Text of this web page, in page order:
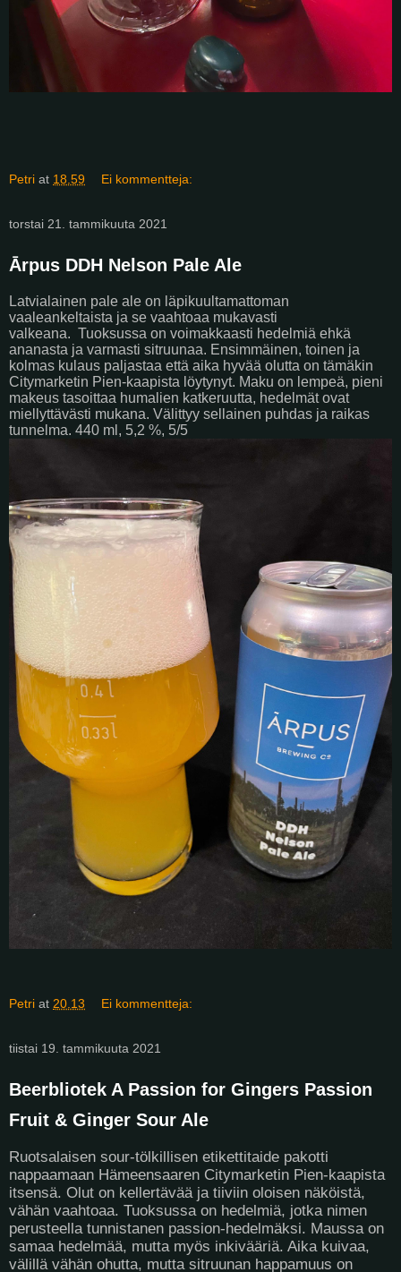
Petri at 18.59 Ei kommentteja:
torstai 21. tammikuuta 2021
Ārpus DDH Nelson Pale Ale
Latvialainen pale ale on läpikuultamattoman
vaaleankeltaista ja se vaahtoaa mukavasti
valkeana. Tuoksussa on voimakkaasti hedelmiä ehkä
ananasta ja varmasti sitruunaa. Ensimmäinen, toinen ja
kolmas kulaus paljastaa että aika hyvää olutta on tämäkin
Citymarketin Pien-kaapista löytynyt. Maku on lempeä, pieni
makeus tasoittaa humalien katkeruutta, hedelmät ovat
miellyttävästi mukana. Välittyy sellainen puhdas ja raikas
tunnelma. 440 ml, 5,2 %, 5/5
Petri at 20.13 Ei kommentteja:
tiistai 19. tammikuuta 2021
Beerbliotek A Passion for Gingers Passion
Fruit & Ginger Sour Ale
Ruotsalaisen sour-tölkillisen etikettitaide pakotti
nappaamaan Hämeensaaren Citymarketin Pien-kaapista
itsensä. Olut on kellertävää ja tiiviin oloisen näköistä,
vähän vaahtoaa. Tuoksussa on hedelmiä, jotka nimen
perusteella tunnistanen passion-hedelmäksi. Maussa on
samaa hedelmää, mutta myös inkivääriä. Aika kuivaa,
välillä vähän ohutta, mutta sitruunan happamuus on